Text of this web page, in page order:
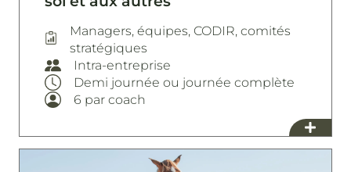
Managers, équipes, CODIR, comités
stratégiques
Intra-entreprise
Demi journée ou journée complète
6 par coach